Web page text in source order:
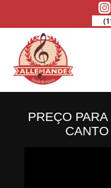
PREÇO